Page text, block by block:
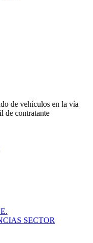
de vehículos en la vía
de contratante
SECTOR